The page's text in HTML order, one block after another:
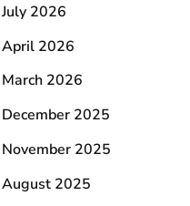
July 2026
April 2026
March 2026
December 2025
November 2025
August 2025